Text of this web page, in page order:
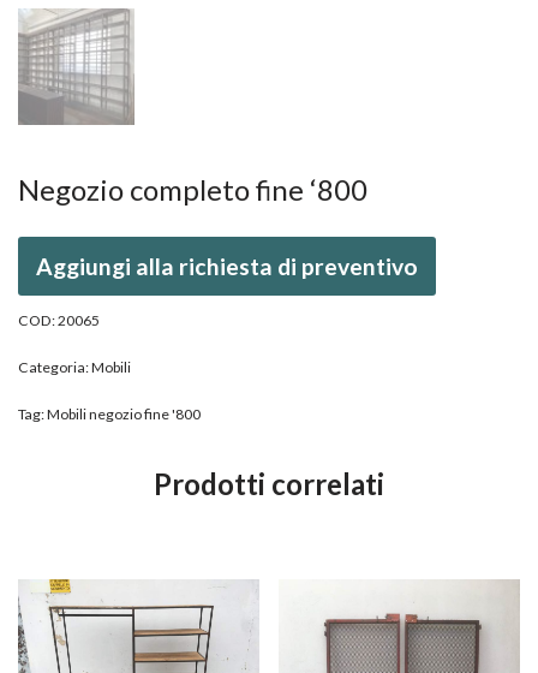
Negozio completo fine ‘800
Aggiungi alla richiesta di preventivo
COD:20065
Categoria:Mobili
Tag:Mobili negozio fine '800
Prodotti correlati